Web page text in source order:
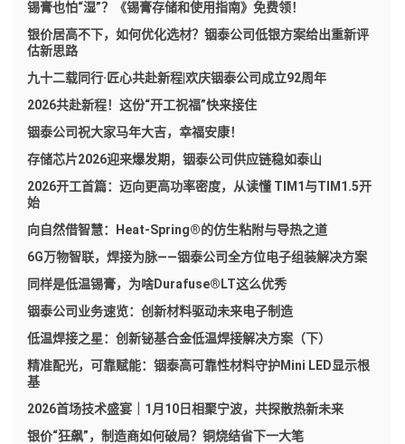
锡膏也怕“湿”？《锡膏存储和使用指南》免费领！
银价居高不下，如何优化选材？铟泰公司低银方案给出重新评
估新思路
九十二载同行·匠心共赴新程|欢庆铟泰公司成立92周年
2026共赴新程！这份“开工祝福”快来接住
铟泰公司祝大家马年大吉，幸福安康！
存储芯片2026迎来爆发期，铟泰公司供应链稳如泰山
2026开工首篇：迈向更高功率密度，从读懂 TIM1与TIM1.5开
始
向自然借智慧：Heat-Spring®的仿生粘附与导热之道
6G万物智联，焊接为脉——铟泰公司全方位电子组装解决方案
同样是低温锡膏，为啥Durafuse®LT这么优秀
铟泰公司业务速览：创新材料驱动未来电子制造
低温焊接之星：创新铋基合金低温焊接解决方案（下）
精准配光，可靠赋能：铟泰高可靠性材料守护Mini LED显示根
基
2026首场技术盛宴｜1月10日相聚宁波，共探散热新未来
银价“狂飙”，制造商如何破局？铜烧结省下一大笔